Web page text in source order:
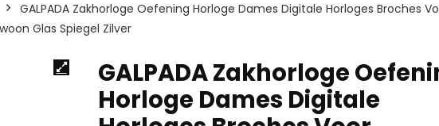
GALPADA Zakhorloge Oefening Horloge Dames Digitale Horloges Broches
Glas Spiegel Zilver
GALPADA Zakhorloge
Horloge Dames Digitale